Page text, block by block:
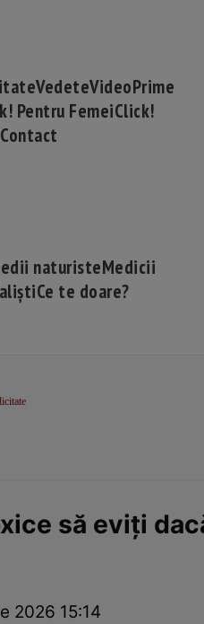
VedeteVideoPrime
Pentru FemeiClick!
Contact
naturisteMedicii
Ce te doare?
să eviţi
2026 15:14